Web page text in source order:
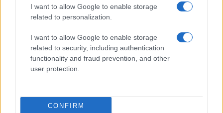
I want to allow Google to enable storage
related to personalization.
I want to allow Google to enable storage
related to security, including authentication
functionality and fraud prevention, and other
user protection.
CONFIRM
La svolta green di Suzuki: 240.000 auto elettrificate
vendute in Italia
Francesca Lombardi · 8 Ago 2026